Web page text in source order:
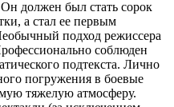
должен был стать сорок
а стал ее первым
подход режиссера
соблюден
подтекста. Лично
погружения в боевые
тяжелую атмосферу.